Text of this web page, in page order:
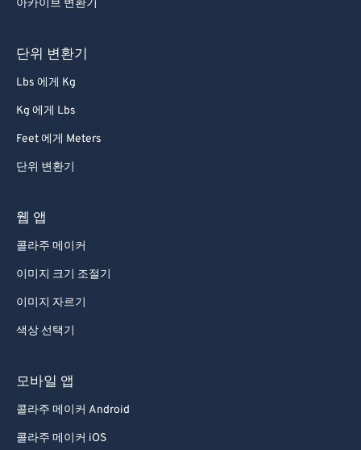
아카이브 변환기
단위 변환기
Lbs 에게 Kg
Kg 에게 Lbs
Feet 에게 Meters
단위 변환기
웹 앱
콜라주 메이커
이미지 크기 조절기
이미지 자르기
색상 선택기
모바일 앱
콜라주 메이커 Android
콜라주 메이커 iOS